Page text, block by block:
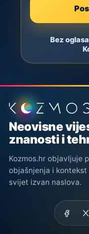
Bez
Podnožje
Neovisne
znanosti i
Kozmos.hr objavljuje
objašnjenja i
svijet izvan naslova.